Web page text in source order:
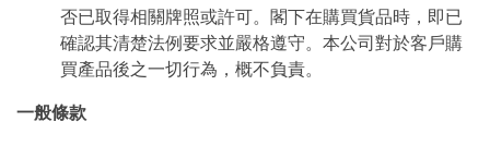
否已取得相關牌照或許可。閣下在購買貨品時，即已
確認其清楚法例要求並嚴格遵守。本公司對於客戶購
買產品後之一切行為，概不負責。
一般條款